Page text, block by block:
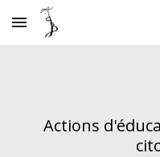
Skip to main content
Actions